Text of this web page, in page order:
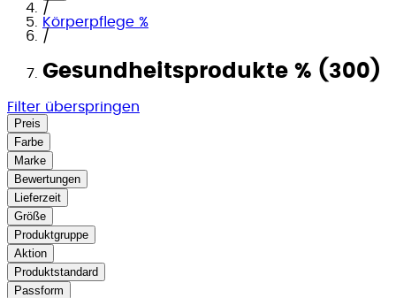
/
Körperpflege %
/
Gesundheitsprodukte % (300)
Filter überspringen
Preis
Farbe
Marke
Bewertungen
Lieferzeit
Größe
Produktgruppe
Aktion
Produktstandard
Passform